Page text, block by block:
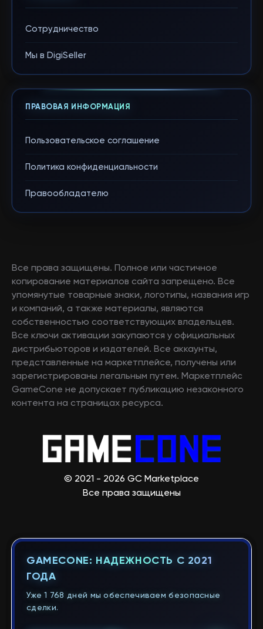
Сотрудничество
Мы в DigiSeller
ПРАВОВАЯ ИНФОРМАЦИЯ
Пользовательское соглашение
Политика конфиденциальности
Правообладателю
Все права защищены. Полное или частичное
копирование материалов сайта запрещено. Все
упомянутые товарные знаки, логотипы, названия игр
и компаний, а также материалы, являются
собственностью соответствующих владельцев.
Все ключи активации закупаются у официальных
дистрибьюторов и издателей. Все аккаунты,
представленные на маркетплейсе, получены или
зарегистрированы легальным путем. Маркетплейс
GameCone не допускает публикацию незаконного
контента на страницах ресурса.
© 2021 - 2026 GC Marketplace
Все права защищены
GAMECONE: НАДЕЖНОСТЬ С 2021
ГОДА
Уже 1 768 дней мы обеспечиваем безопасные
сделки.